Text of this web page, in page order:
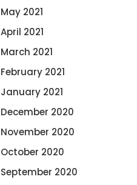
May 2021
April 2021
March 2021
February 2021
January 2021
December 2020
November 2020
October 2020
September 2020